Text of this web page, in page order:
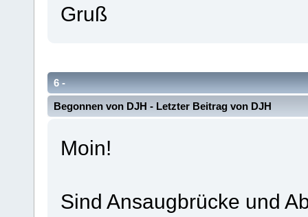
Gruß
6 -
Opel Blitz Lastkraftwagen Vorkrieg / Wehrmacht /
Begonnen von DJH - Letzter Beitrag von DJH
Moin!
Sind Ansaugbrücke und